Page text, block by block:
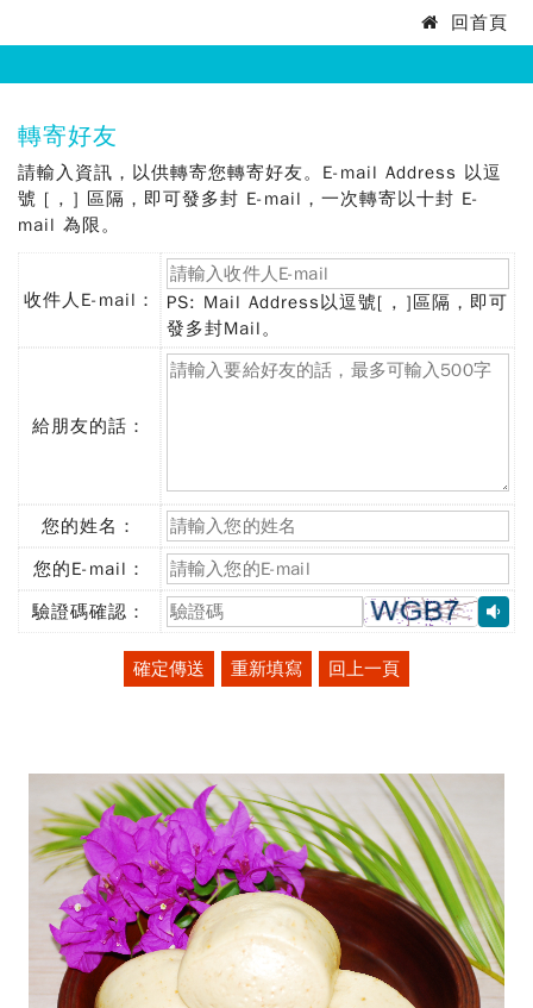
部
矯
正
東
獄
回首頁
:::
轉寄好友
請輸入資訊，以供轉寄您轉寄好友。E-mail Address 以逗
號 [ , ] 區隔，即可發多封 E-mail，一次轉寄以十封 E-
mail 為限。
收件人E-mail：
(必
PS: Mail Address以逗號[ , ]區隔，即可
發多封Mail。
給朋友的話：
您的姓名：
(必
填)
您的E-mail：
(必
填)
驗證碼確認：
(必
確定傳送
重新填寫 回上一頁